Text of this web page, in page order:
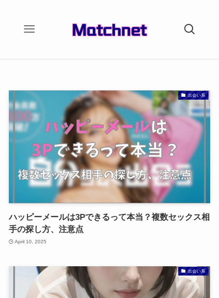
出会い系
ハッピーメールは3Pできるって本当？複数セックス相
手の探し方、注意点
April 10, 2025
出会い系